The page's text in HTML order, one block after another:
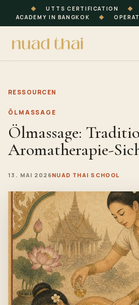
◆ UTTS CERTIFICATION ◆
ACADEMY IN BANGKOK
◆
RESSOURCEN
ÖLMASSAGE
Ölmassage:
Aromatherapie-
13. MAI 2026NUAD THAI SCHOOL